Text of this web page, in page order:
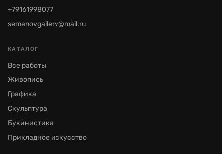
+79161998077
semenovgallery@mail.ru
КАТАЛОГ
Все работы
Живопись
Графика
Скульптура
Букинистика
Прикладное искусство